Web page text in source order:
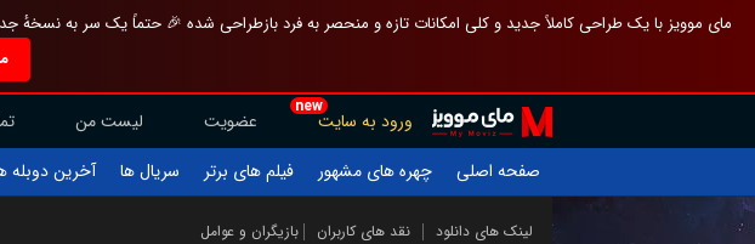
مای موویز با یک طراحی کاملاً جدید و کلی امکانات تازه و منحصر به فرد بازطراحی شده 🎉 حتماً یک سر به
new
ورود به سایت عضویت لیست من
صفحه اصلی
چهره های مشهور فیلم های برتر سریال ها آخرین دوبله
لینک های دانلود نقد های کاربران بازیگران و عوامل